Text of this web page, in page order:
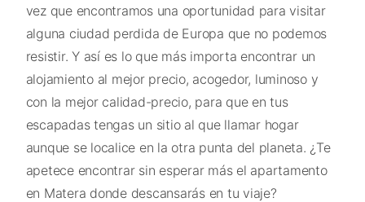
vez que encontramos una oportunidad para visitar
alguna ciudad perdida de Europa que no podemos
resistir. Y así es lo que más importa encontrar un
alojamiento al mejor precio, acogedor, luminoso y
con la mejor calidad-precio, para que en tus
escapadas tengas un sitio al que llamar hogar
aunque se localice en la otra punta del planeta. ¿Te
apetece encontrar sin esperar más el apartamento
en Matera donde descansarás en tu viaje?